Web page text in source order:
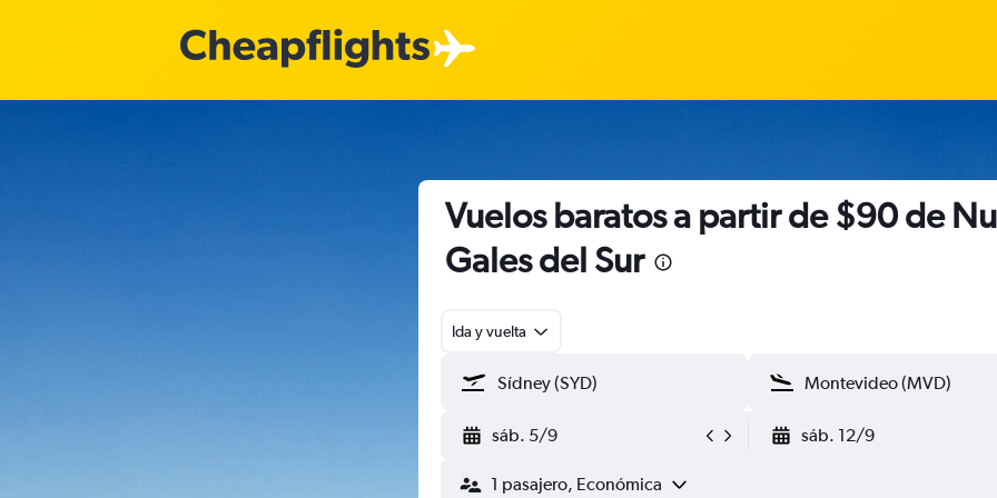
Vuelos baratos a partir de $90 de
Gales del Sur
Ida y vuelta
sáb. 5/9 sáb. 12/9
1 pasajero, Económica